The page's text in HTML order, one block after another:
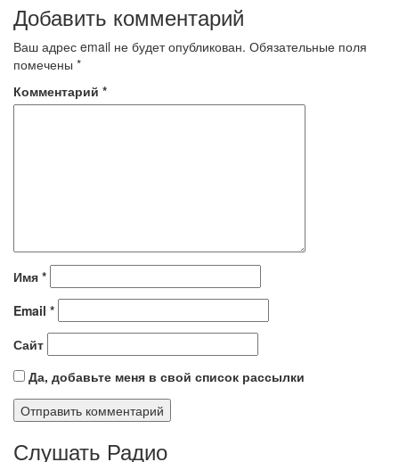
Добавить комментарий
Ваш адрес email не будет опубликован. Обязательные поля
помечены *
Комментарий *
Имя *
Email *
Сайт
Да, добавьте меня в свой список рассылки
Слушать Радио